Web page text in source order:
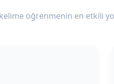
öğrenmenin en etkili